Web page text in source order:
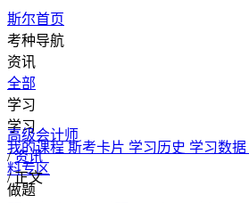
斯尔首页
考种导航
资讯
全部
学习
学习
我的课程 斯考卡片 学习历史 学习数据
料专区
做题
高级会计师
/ 资讯
/ 正文